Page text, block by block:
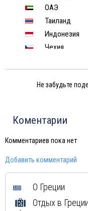
ОАЭ
Таиланд
Индонезия
Чехия
Израиль
Шри-Ланка
Норвегия
Вьетнам
Мексика
Не забудьте
Коментарии
Комментариев пока нет
Добавить комментарий
О Греции
Отдых в Греции